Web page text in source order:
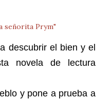
descubrir el bien y el
novela de lectura
y pone a prueba a